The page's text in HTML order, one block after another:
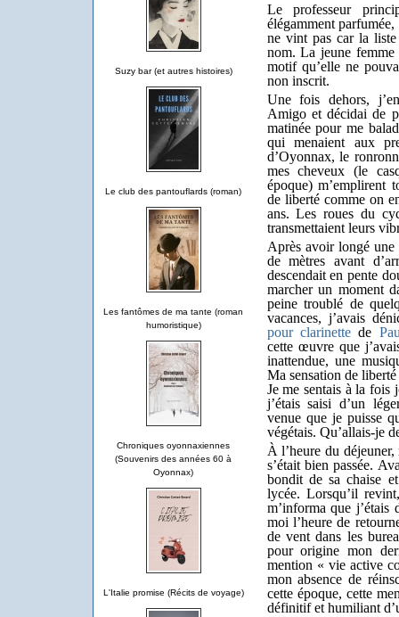
Suzy bar (et autres histoires)
Le club des pantouflards (roman)
Les fantômes de ma tante (roman
humoristique)
Chroniques oyonnaxiennes
(Souvenirs des années 60 à
Oyonnax)
L'Italie promise (Récits de voyage)
Le professeur
élégamment
ne vint pas car la
nom. La jeune
motif qu’elle ne
non inscrit.
Une fois dehors,
Amigo et décidai de
matinée pour me
qui menaient aux
d’Oyonnax, le
mes cheveux (le
époque) m’emplirent
de liberté comme on
ans. Les roues du
transmettaient leurs
Après avoir longé une
de mètres avant
descendait en pente
marcher un moment
peine troublé de
vacances, j’avais
pour clarinette de
cette œuvre que
inattendue, une
Ma sensation de
Je me sentais à la fois
j’étais saisi d’un
venue que je puisse
végétais. Qu’allais-je
À l’heure du
s’était bien passée.
bondit de sa chaise
lycée. Lorsqu’il
m’informa que
moi l’heure de
de vent dans les
pour origine mon
mention « vie active
mon absence de
cette époque, cette
définitif et humiliant